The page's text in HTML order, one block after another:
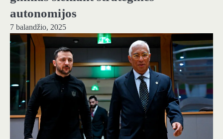
autonomijos
7 balandžio, 2025